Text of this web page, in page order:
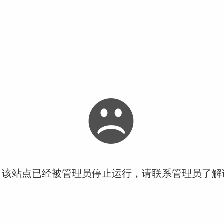
站点已经被管理员停止运行，请联系管理员了